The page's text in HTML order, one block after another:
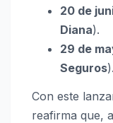
20 de
Diana).
29 de
Seguros).
Con este
reafirma que,